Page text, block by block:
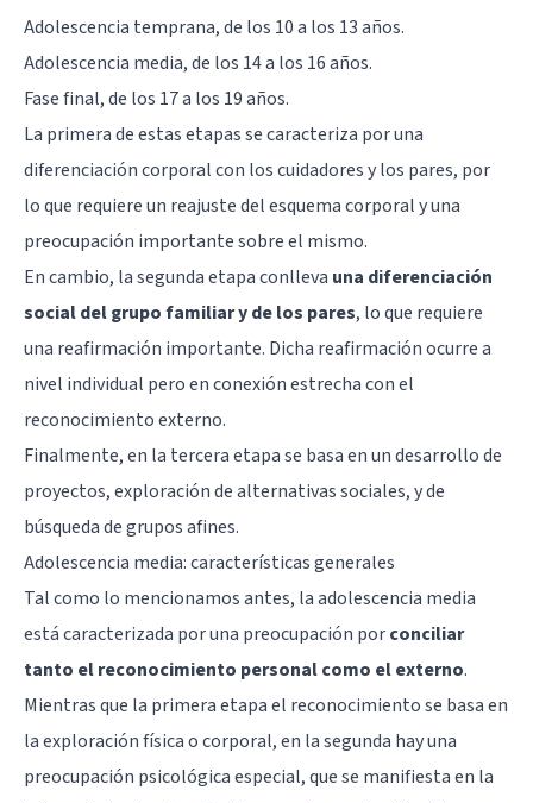
Adolescencia temprana, de los 10 a los 13 años.
Adolescencia media, de los 14 a los 16 años.
Fase final, de los 17 a los 19 años.
La primera de estas etapas se caracteriza por una
diferenciación corporal con los cuidadores y los pares, por
lo que requiere un reajuste del esquema corporal y una
preocupación importante sobre el mismo.
En cambio, la segunda etapa conlleva una diferenciación
social del grupo familiar y de los pares, lo que requiere
una reafirmación importante. Dicha reafirmación ocurre a
nivel individual pero en conexión estrecha con el
reconocimiento externo.
Finalmente, en la tercera etapa se basa en un desarrollo de
proyectos, exploración de alternativas sociales, y de
búsqueda de grupos afines.
Adolescencia media: características generales
Tal como lo mencionamos antes, la adolescencia media
está caracterizada por una preocupación porconciliar
tanto el reconocimiento personal como el externo.
Mientras que la primera etapa el reconocimiento se basa en
la exploración física o corporal, en la segunda hay una
preocupación psicológica especial, que se manifiesta en la